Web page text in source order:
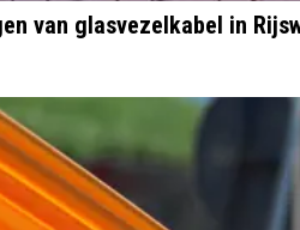
van glasvezelkabel in